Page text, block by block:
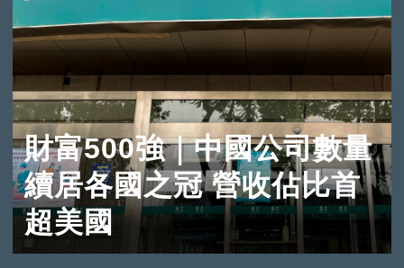
財富500強｜中國公司數量
續居各國之冠 營收佔比首
超美國